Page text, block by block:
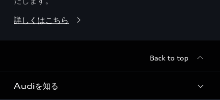
詳しくはこちら
Back to top
Audiを知る